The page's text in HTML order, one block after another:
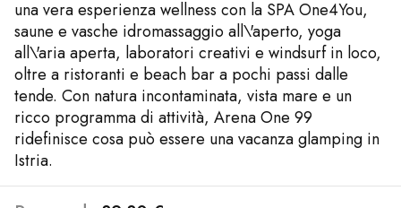
una vera esperienza wellness con la SPA One4You,
saune e vasche idromassaggio all\'aperto, yoga
all\'aria aperta, laboratori creativi e windsurf in loco,
oltre a ristoranti e beach bar a pochi passi dalle
tende. Con natura incontaminata, vista mare e un
ricco programma di attività, Arena One 99
ridefinisce cosa può essere una vacanza glamping in
Istria.